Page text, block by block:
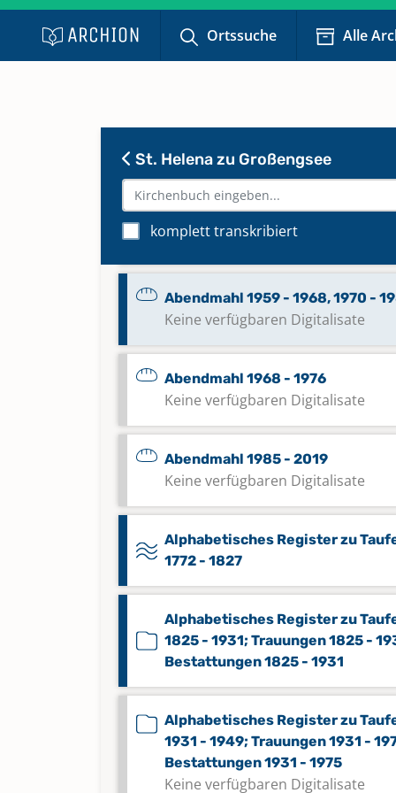
Ortssuche Alle
St. Helena zu Großengsee
komplett transkribiert
Keine verfügbaren Digitalisate
Abendmahl 1939 - 1958
Keine verfügbaren Digitalisate
Abendmahl 1959 - 1968, 1970 -
Keine verfügbaren Digitalisate
Abendmahl 1968 - 1976
Keine verfügbaren Digitalisate
Abendmahl 1985 - 2019
Keine verfügbaren Digitalisate
Alphabetisches Register zu
1772 - 1827
Alphabetisches Register zu
1825 - 1931; Trauungen 1825 -
Bestattungen 1825 - 1931
Alphabetisches Register zu
1931 - 1949; Trauungen 1931 -
Bestattungen 1931 - 1975
Keine verfügbaren Digitalisate